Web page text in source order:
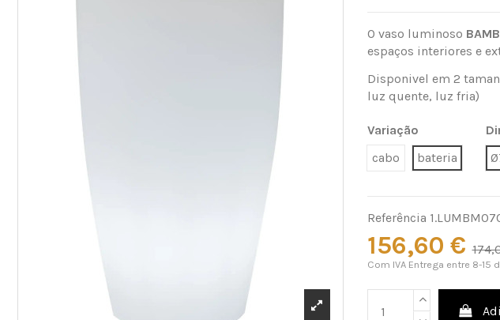
O vaso luminoso
espaços interiores e
Disponivel em 2
luz quente, luz fria)
Variação
cabo
bateria
Referência
156,60 €
Com IVA Entrega entre 8-15